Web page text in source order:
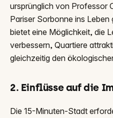
ursprünglich von Professor
Pariser Sorbonne ins
bietet eine Möglichkeit, die
verbessern, Quartiere
gleichzeitig den
2. Einflüsse auf die
Die 15-Minuten-Stadt